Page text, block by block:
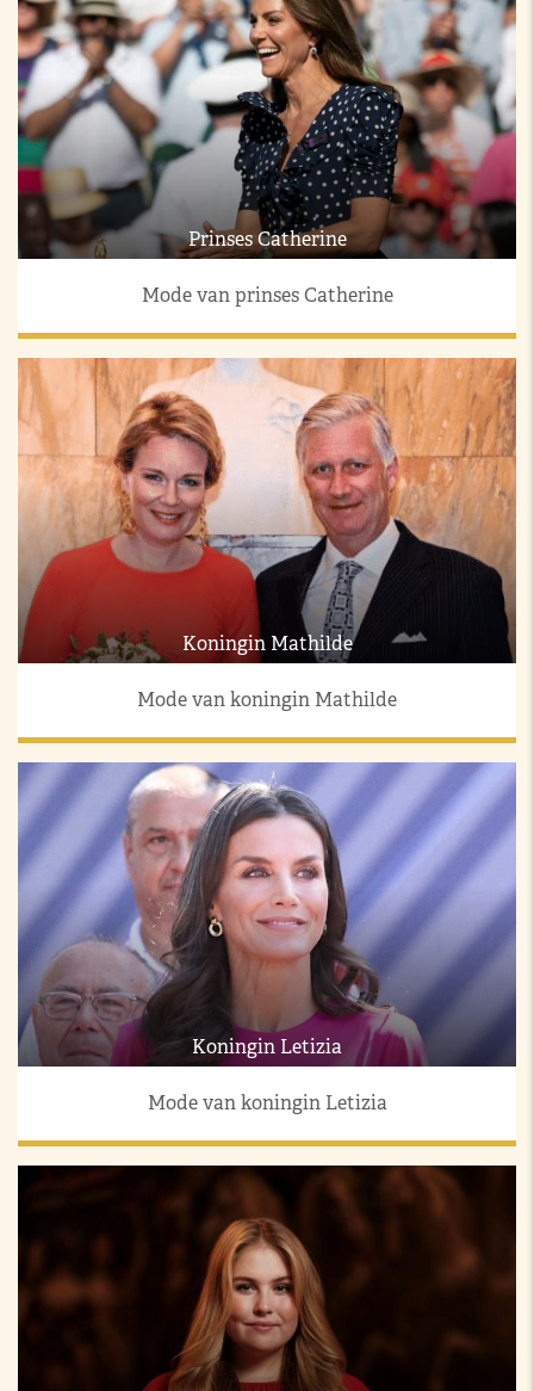
Prinses Catherine
Mode van prinses Catherine
Koningin Mathilde
Mode van koningin Mathilde
Koningin Letizia
Mode van koningin Letizia